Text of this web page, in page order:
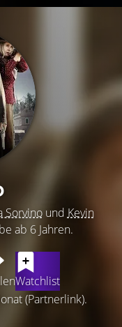
Sorvinound Kevin
ab 6 Jahren.
Watchlist
(Partnerlink).